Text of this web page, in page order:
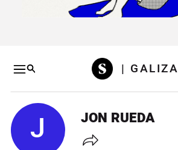
| GALIZA
J JON RUEDA